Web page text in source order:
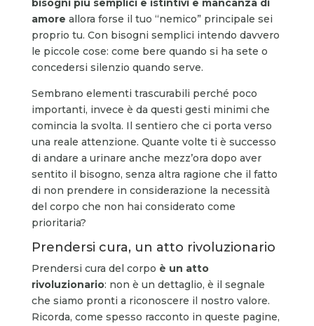
bisogni più semplici e istintivi e mancanza di
amore allora forse il tuo “nemico” principale sei
proprio tu. Con bisogni semplici intendo davvero
le piccole cose: come bere quando si ha sete o
concedersi silenzio quando serve.
Sembrano elementi trascurabili perché poco
importanti, invece è da questi gesti minimi che
comincia la svolta. Il sentiero che ci porta verso
una reale attenzione. Quante volte ti è successo
di andare a urinare anche mezz’ora dopo aver
sentito il bisogno, senza altra ragione che il fatto
di non prendere in considerazione la necessità
del corpo che non hai considerato come
prioritaria?
Prendersi cura, un atto rivoluzionario
Prendersi cura del corpo è un atto
rivoluzionario: non è un dettaglio, è il segnale
che siamo pronti a riconoscere il nostro valore.
Ricorda, come spesso racconto in queste pagine,